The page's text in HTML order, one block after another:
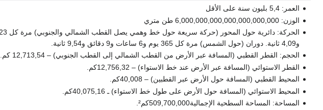
العمر: 5,4 بليون سنة على الأقل
الوزن: 6,000,000,000,000,000,000,000 طن متري
و4,09 ثانية. دوران (حول الشمس) مرة كل 365 يوم و6 ساعات و9 دقائق و9,54 ثانية.
الحجم: القطر القطبي (المسافة عبر الأرض من القطب الشمالي إلى القطب الجنوبي) – 12,713,54 كم.
القطر الاستوائي (المسافة عبر الأرض عند خط الاستواء) – 12,756,32كم.
المحيط القطبي (المسافة حول الأرض عبر القطبين) – 40,008كم.
المحيط الاستوائي (المسافة حول الأرض على طول خط الاستواء) ـ 40,075,16كم.
المساحة: المساحة السطحية الإجمالية509,700,000كم².